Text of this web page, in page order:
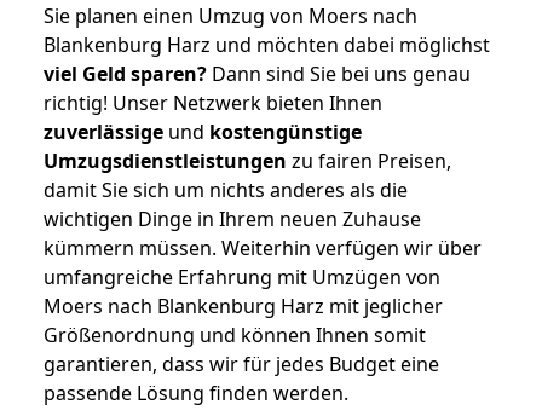
Sie planen einen Umzug von Moers nach
Blankenburg Harz und möchten dabei möglichst
viel Geld sparen? Dann sind Sie bei uns genau
richtig! Unser Netzwerk bieten Ihnen
zuverlässige und kostengünstige
Umzugsdienstleistungen zu fairen Preisen,
damit Sie sich um nichts anderes als die
wichtigen Dinge in Ihrem neuen Zuhause
kümmern müssen. Weiterhin verfügen wir über
umfangreiche Erfahrung mit Umzügen von
Moers nach Blankenburg Harz mit jeglicher
Größenordnung und können Ihnen somit
garantieren, dass wir für jedes Budget eine
passende Lösung finden werden.